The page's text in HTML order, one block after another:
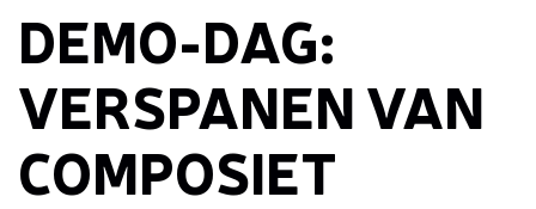
DEMO-DAG:
VERSPANEN VAN
COMPOSIET